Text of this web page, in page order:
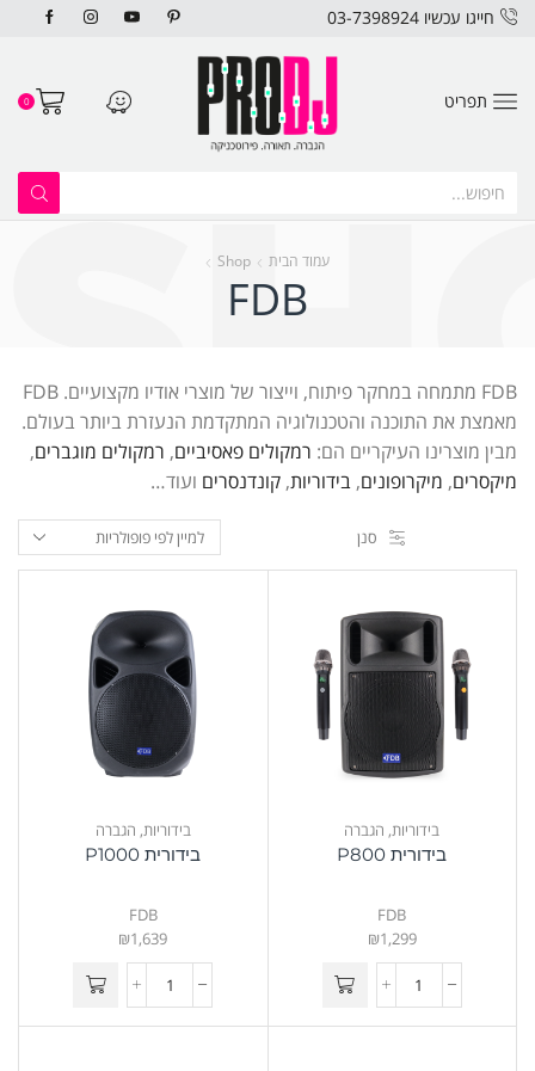
חייגו עכשיו 03-7398924
תפריט 0
עמוד הבית Shop
FDB
FDB מתמחה במחקר פיתוח, וייצור של מוצרי אודיו מקצועיים. FDB
מאמצת את התוכנה והטכנולוגיה המתקדמת הנעזרת ביותר בעולם.
מבין מוצרינו העיקריים הם: רמקולים פאסיביים, רמקולים מוגברים,
מיקסרים, מיקרופונים, בידוריות, קונדנסרים ועוד…
סנן
בידוריות, הגברה
בידורית P800
FDB
₪1,299
בידוריות, הגברה
בידורית P1000
FDB
₪1,639